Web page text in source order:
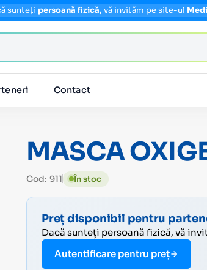
sunteți persoană fizică, vă invităm pe site-ul
Contact
MASCA
Cod: 911 În stoc
Preț disponibil pentru
Dacă sunteți persoană fizică, vă
Autentificare pentru preț